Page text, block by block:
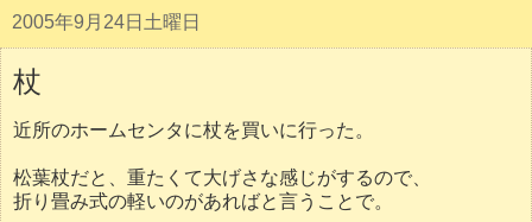
2005年9月24日土曜日
杖
近所のホームセンタに杖を買いに行った。
松葉杖だと、重たくて大げさな感じがするので、
折り畳み式の軽いのがあればと言うことで。